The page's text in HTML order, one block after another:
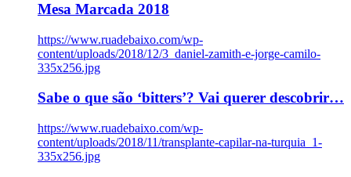
Mesa Marcada 2018
https://www.ruadebaixo.com/wp-
content/uploads/2018/12/3_daniel-zamith-e-jorge-camilo-
335x256.jpg
Sabe o que são ‘bitters’? Vai querer descobrir…
https://www.ruadebaixo.com/wp-
content/uploads/2018/11/transplante-capilar-na-turquia_1-
335x256.jpg